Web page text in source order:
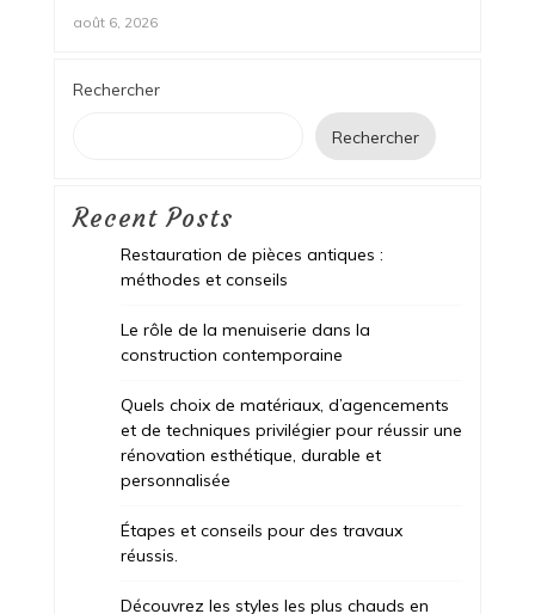
août 6, 2026
Rechercher
Rechercher
Recent Posts
Restauration de pièces antiques :
méthodes et conseils
Le rôle de la menuiserie dans la
construction contemporaine
Quels choix de matériaux, d’agencements
et de techniques privilégier pour réussir une
rénovation esthétique, durable et
personnalisée
Étapes et conseils pour des travaux
réussis.
Découvrez les styles les plus chauds en